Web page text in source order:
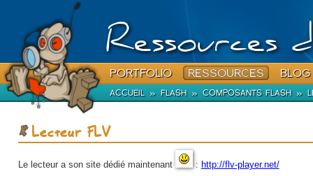
Ressources
PORTFOLIO RESSOURCES BLOG
ACCUEIL » FLASH » COMPOSANTS FLASH »
Lecteur FLV
Le lecteur a son site dédié maintenant : http://flv-player.net/